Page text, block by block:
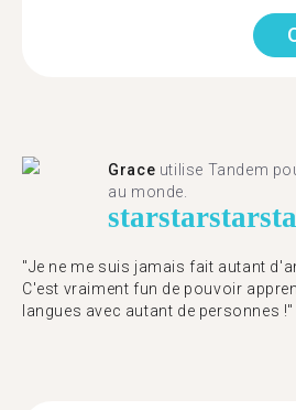
Grace utilise Tandem
au monde.
starstarstar
"Je ne me suis jamais fait autant
C'est vraiment fun de pouvoir
langues avec autant de personnes !"